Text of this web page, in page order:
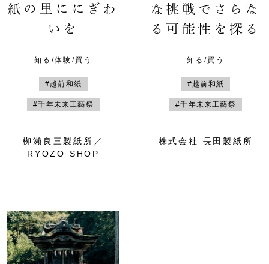
紙の里ににぎわ
いを
知る/体験/買う
#越前和紙
#千年未来工藝祭
栁瀨良三製紙所／
RYOZO SHOP
な挑戦でさらな
る可能性を探る
知る/買う
#越前和紙
#千年未来工藝祭
株式会社 長田製紙所